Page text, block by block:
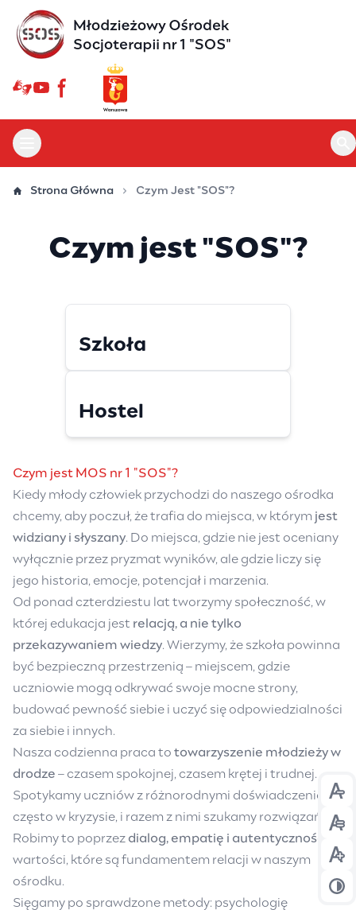
Przejdź
treści
Otwórz menu główne
Strona Główna Czym Jest "SOS"?
Czym jest "SOS"?
Szkoła
Hostel
Czym jest MOS nr 1 "SOS"?
Kiedy młody człowiek przychodzi do naszego ośrodka
chcemy, aby poczuł, że trafia do miejsca, w którym jest
widziany i słyszany. Do miejsca, gdzie nie jest oceniany
wyłącznie przez pryzmat wyników, ale gdzie liczy się
jego historia, emocje, potencjał i marzenia.
Od ponad czterdziestu lat tworzymy społeczność, w
której edukacja jest relacją, a nie tylko
przekazywaniem wiedzy. Wierzymy, że szkoła powinna
być bezpieczną przestrzenią – miejscem, gdzie
uczniowie mogą odkrywać swoje mocne strony,
budować pewność siebie i uczyć się odpowiedzialności
za siebie i innych.
Nasza codzienna praca to towarzyszenie młodzieży w
drodze – czasem spokojnej, czasem krętej i trudnej.
Spotykamy uczniów z różnorodnymi doświadczeniami,
często w kryzysie, i razem z nimi szukamy rozwiązań.
Robimy to poprzez dialog, empatię i autentyczność
wartości, które są fundamentem relacji w naszym
ośrodku.
Sięgamy po sprawdzone metody: psychologię